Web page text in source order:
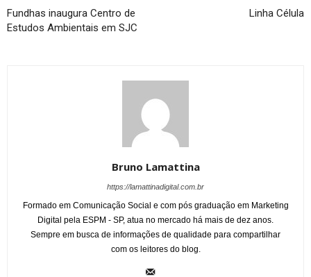
Fundhas inaugura Centro de
Estudos Ambientais em SJC
Linha Célula
Bruno Lamattina
https://lamattinadigital.com.br
Formado em Comunicação Social e com pós graduação em Marketing
Digital pela ESPM - SP, atua no mercado há mais de dez anos.
Sempre em busca de informações de qualidade para compartilhar
com os leitores do blog.